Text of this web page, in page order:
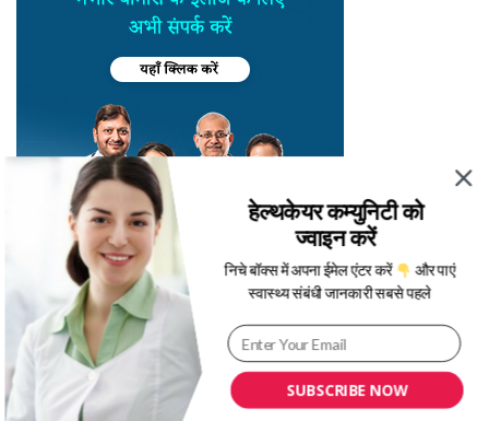
SUBSCRIBE NOW
हेल्थकेयर कम्युनिटी को
ज्वाइन करें
निचे बॉक्स में अपना ईमेल एंटर करें और पाएं
स्वास्थ्य संबंधी जानकारी सबसे पहले